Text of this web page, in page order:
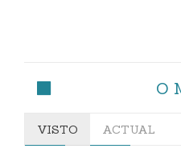
O
VISTO ACTUAL